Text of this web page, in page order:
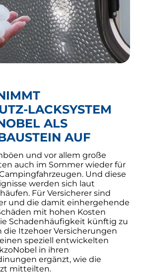
LACKSYSTEM
ALS
AUF
und vor allem große
auch im Sommer wieder für
Und diese
werden sich laut
Für Versicherer sind
und die damit einhergehende
mit hohen Kosten
Schadenhäufigkeit künftig zu
die Itzehoer Versicherungen
speziell entwickelten
in ihren
ergänzt, wie die
mitteilten.